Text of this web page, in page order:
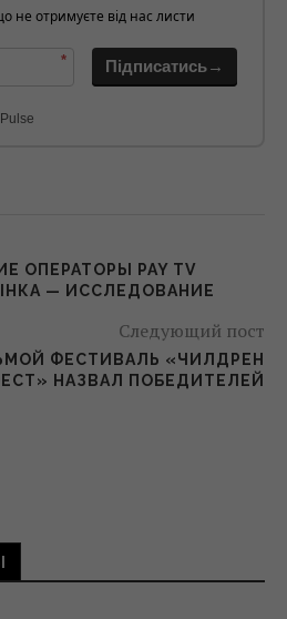
не отримуєте від нас листи
* Підписатись→
ОПЕРАТОРЫ PAY TV
— ИССЛЕДОВАНИЕ
Следующий пост
ФЕСТИВАЛЬ «ЧИЛДРЕН
НАЗВАЛ ПОБЕДИТЕЛЕЙ